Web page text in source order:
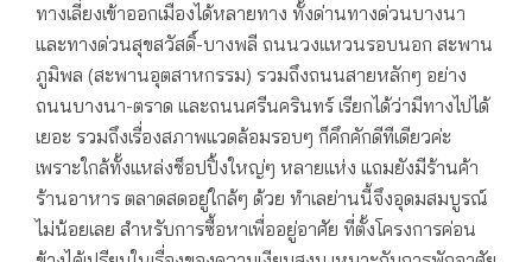
ทางเลี่ยงเข้าออกเมืองได้หลายทาง ทั้งด่านทางด่วนบางนา
และทางด่วนสุขสวัสดิ์-บางพลี ถนนวงแหวนรอบนอก สะพาน
ภูมิพล (สะพานอุตสาหกรรม) รวมถึงถนนสายหลักๆ อย่าง
ถนนบางนา-ตราด และถนนศรีนครินทร์ เรียกได้ว่ามีทางไปได้
เยอะ รวมถึงเรื่องสภาพแวดล้อมรอบๆ ก็คึกคักดีทีเดียวค่ะ
เพราะใกล้ทั้งแหล่งช็อปปิ้งใหญ่ๆ หลายแห่ง แถมยังมีร้านค้า
ร้านอาหาร ตลาดสดอยู่ใกล้ๆ ด้วย ทำเลย่านนี้จึงอุดมสมบูรณ์
ไม่น้อยเลย สำหรับการซื้อหาเพื่ออยู่อาศัย ที่ตั้งโครงการค่อน